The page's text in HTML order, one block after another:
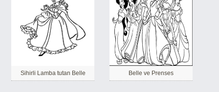
Sihirli Lamba tutan Belle Belle ve Prenses